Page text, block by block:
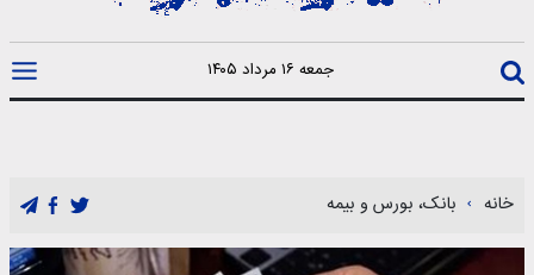
جمعه ۱۶ مرداد ۱۴۰۵
خانه بانک، بورس و بیمه